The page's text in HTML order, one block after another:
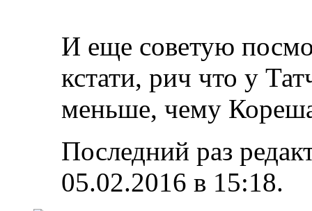
И еще советую
кстати, рич что у
меньше, чему
Последний раз
05.02.2016 в 15:18.